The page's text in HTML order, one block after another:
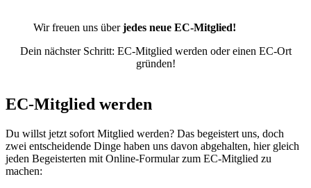
Wir freuen uns überjedes neue EC-Mitglied!
Dein nächster Schritt: EC-Mitglied werden oder einen EC-Ort
gründen!
EC-Mitglied werden
Du willst jetzt sofort Mitglied werden? Das begeistert uns, doch
zwei entscheidende Dinge haben uns davon abgehalten, hier gleich
jeden Begeisterten mit Online-Formular zum EC-Mitglied zu
machen: